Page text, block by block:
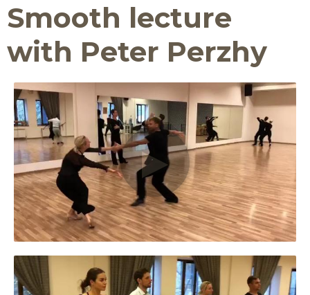
Smooth lecture
with Peter Perzhy